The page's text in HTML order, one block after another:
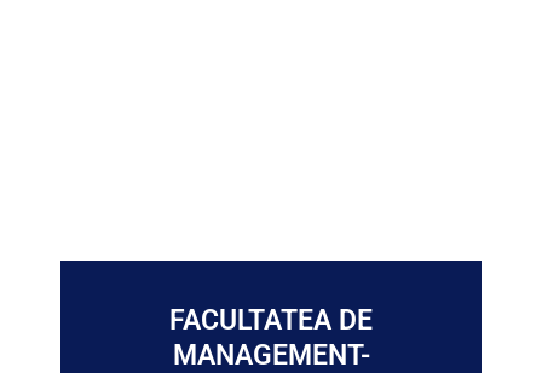
FACULTATEA DE
MANAGEMENT-